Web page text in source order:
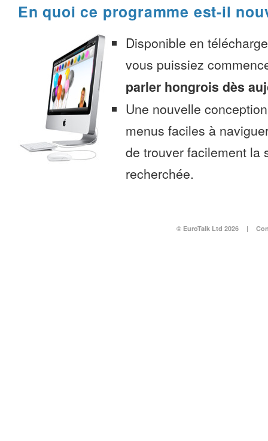
En quoi ce programme est-il
Disponible en
vous puissiez
parler hongrois dès
Une nouvelle
menus faciles à
de trouver facilement la
recherchée.
© EuroTalk Ltd 2026 |